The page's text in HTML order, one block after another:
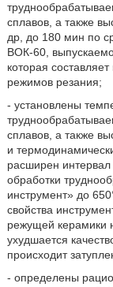
сплавов, а также
др, до 180 мин по
ВОК-60,
которая
режимов резания;
- установлены
сплавов, а также
и
расширен
обработки
инструмент» до
свойства
режущей керамики
ухудшается
происходит
- определены